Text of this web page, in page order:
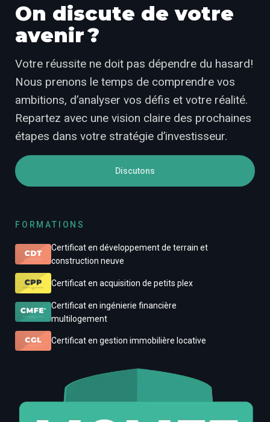
On discute de votre
avenir ?
Votre réussite ne doit pas dépendre du hasard!
Nous prenons le temps de comprendre vos
ambitions, d’analyser vos défis et votre réalité.
Repartez avec une vision claire des prochaines
étapes dans votre stratégie d’investisseur.
Discutons
FORMATIONS
Certificat en développement de terrain et
construction neuve
Certificat en acquisition de petits plex
Certificat en ingénierie financière
multilogement
Certificat en gestion immobilière locative